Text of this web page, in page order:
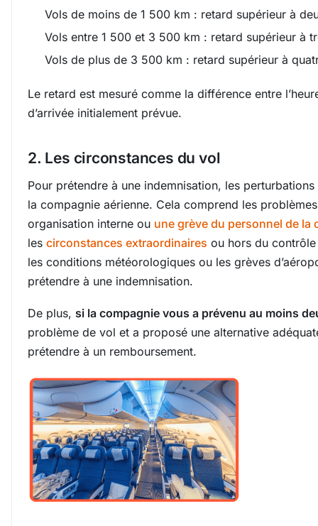
Vols de moins de 1 500 km : retard supérieur à
Vols entre 1 500 et 3 500 km : retard supérieur à
Vols de plus de 3 500 km : retard supérieur à
Le retard est mesuré comme la différence entre
d’arrivée initialement prévue.
2. Les circonstances du vol
Pour prétendre à une indemnisation, les
la compagnie aérienne. Cela comprend les
organisation interne ou une grève du personnel de la
les circonstances extraordinaires ou hors du
les conditions météorologiques ou les grèves
prétendre à une indemnisation.
De plus, si la compagnie vous a prévenu au moins
problème de vol et a proposé une alternative
prétendre à un remboursement.